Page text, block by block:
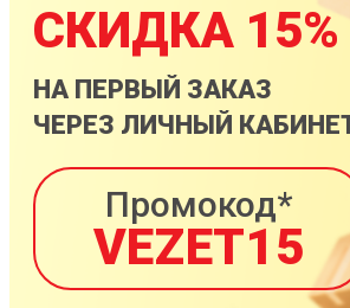
СКИДКА 15%
НА ПЕРВЫЙ ЗАКАЗ
ЧЕРЕЗ ЛИЧНЫЙ
Промокод*
VEZET15